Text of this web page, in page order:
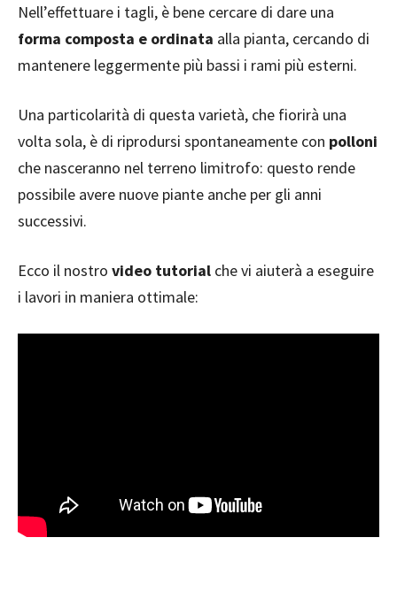
Nell’effettuare i tagli, è bene cercare di dare una
forma composta e ordinata alla pianta, cercando di
mantenere leggermente più bassi i rami più esterni.
Una particolarità di questa varietà, che fiorirà una
volta sola, è di riprodursi spontaneamente con polloni
che nasceranno nel terreno limitrofo: questo rende
possibile avere nuove piante anche per gli anni
successivi.
Ecco il nostro video tutorial che vi aiuterà a eseguire
i lavori in maniera ottimale: